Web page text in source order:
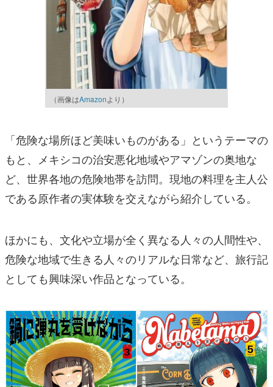
（画像はAmazonより）
「危険な場所ほど美味いものがある」というテーマの
もと、メキシコの治安悪化地域やアマゾンの奥地な
ど、世界各地の危険地帯を訪問。現地の料理を主人公
である原作者の実体験を交えながら紹介している。
ほかにも、文化や立場が全く異なる人々の人間性や、
危険な地域で生きる人々のリアルな日常など、旅行記
としても興味深い作品となっている。